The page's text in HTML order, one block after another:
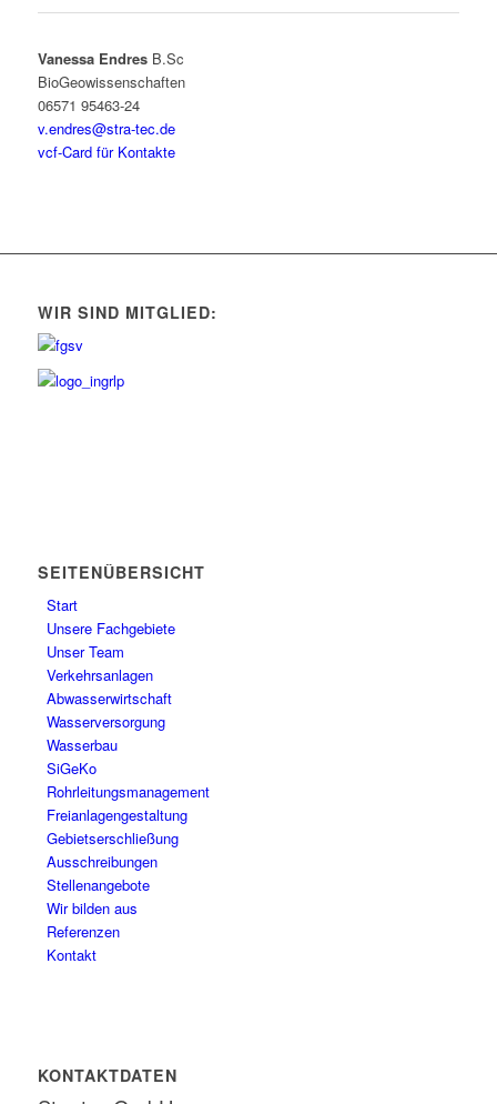
Vanessa Endres B.Sc
BioGeowissenschaften
06571 95463-24
v.endres@stra-tec.de
vcf-Card für Kontakte
WIR SIND MITGLIED:
SEITENÜBERSICHT
Start
Unsere Fachgebiete
Unser Team
Verkehrsanlagen
Abwasserwirtschaft
Wasserversorgung
Wasserbau
SiGeKo
Rohrleitungsmanagement
Freianlagengestaltung
Gebietserschließung
Ausschreibungen
Stellenangebote
Wir bilden aus
Referenzen
Kontakt
KONTAKTDATEN